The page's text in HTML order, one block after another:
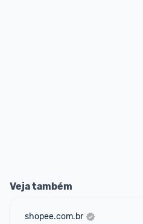
Veja também
shopee.com.br